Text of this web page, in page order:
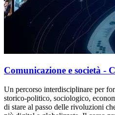
Comunicazione e società -
Un percorso interdisciplinare per
storico-politico, sociologico,
di stare al passo delle rivoluzioni